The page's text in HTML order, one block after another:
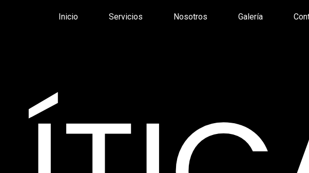
Inicio Servicios Nosotros Galería